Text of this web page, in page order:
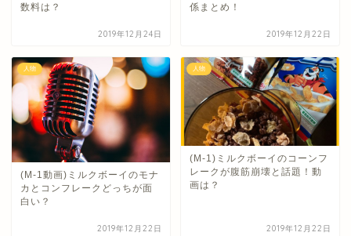
数料は？
2019年12月24日
係まとめ！
2019年12月22日
人物
(M-1動画)ミルクボーイのモナ
カとコンフレークどっちが面
白い？
2019年12月22日
人物
(M-1)ミルクボーイのコーンフ
レークが腹筋崩壊と話題！動
画は？
2019年12月22日